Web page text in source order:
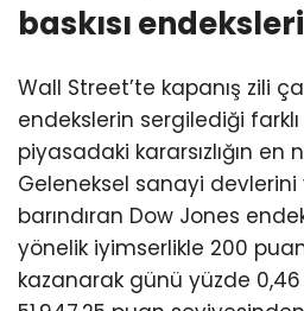
baskısı
Wall Street’te kapanış zili
endekslerin sergilediği
piyasadaki kararsızlığın
Geleneksel sanayi devlerini
barındıran Dow Jones
yönelik iyimserlikle 200
kazanarak günü yüzde